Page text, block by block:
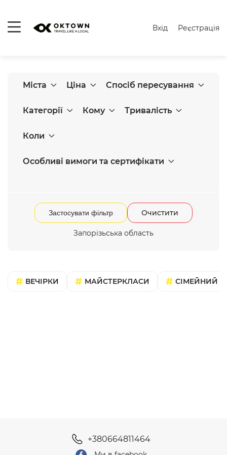
Вхід Реєстрація
Міста Ціна Спосіб пересування
Категорії Кому Тривалість
Коли
Особливі вимоги та сертифікати
Застосувати фільтр Очистити
Запорізьська область
ВЕЧІРКИ МАЙСТЕРКЛАСИ СІМЕЙНИЙ
+380664811464